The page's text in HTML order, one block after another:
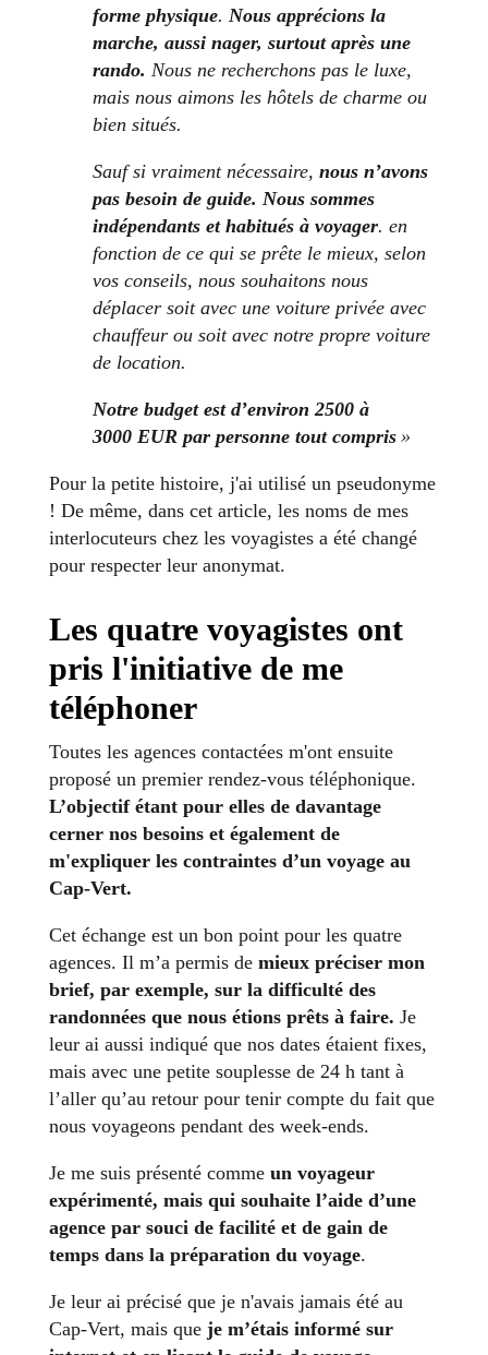
forme physique. Nous apprécions la
marche, aussi nager, surtout après une
rando. Nous ne recherchons pas le luxe,
mais nous aimons les hôtels de charme ou
bien situés.
Sauf si vraiment nécessaire, nous n’avons
pas besoin de guide. Nous sommes
indépendants et habitués à voyager. en
fonction de ce qui se prête le mieux, selon
vos conseils, nous souhaitons nous
déplacer soit avec une voiture privée avec
chauffeur ou soit avec notre propre voiture
de location.
Notre budget est d’environ 2500 à
3000 EUR par personne tout compris »
Pour la petite histoire, j'ai utilisé un pseudonyme
! De même, dans cet article, les noms de mes
interlocuteurs chez les voyagistes a été changé
pour respecter leur anonymat.
Les quatre voyagistes ont
pris l'initiative de me
téléphoner
Toutes les agences contactées m'ont ensuite
proposé un premier rendez-vous téléphonique.
L’objectif étant pour elles de davantage
cerner nos besoins et également de
m'expliquer les contraintes d’un voyage au
Cap-Vert.
Cet échange est un bon point pour les quatre
agences. Il m’a permis de mieux préciser mon
brief, par exemple, sur la difficulté des
randonnées que nous étions prêts à faire. Je
leur ai aussi indiqué que nos dates étaient fixes,
mais avec une petite souplesse de 24 h tant à
l’aller qu’au retour pour tenir compte du fait que
nous voyageons pendant des week-ends.
Je me suis présenté comme un voyageur
expérimenté, mais qui souhaite l’aide d’une
agence par souci de facilité et de gain de
temps dans la préparation du voyage.
Je leur ai précisé que je n'avais jamais été au
Cap-Vert, mais que je m’étais informé sur